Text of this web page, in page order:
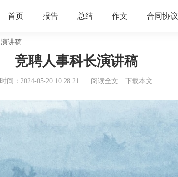
首页 报告 总结 作文 合同协议
演讲稿
竞聘人事科长演讲稿
时间：2024-05-20 10:28:21 阅读全文 下载本文